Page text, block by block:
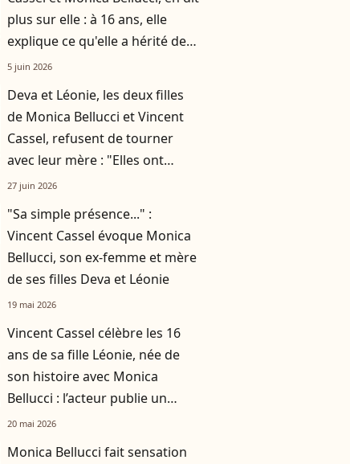
plus sur elle : à 16 ans, elle
explique ce qu'elle a hérité de
ses parents et sa soeur Deva
5 juin 2026
Deva et Léonie, les deux filles
de Monica Bellucci et Vincent
Cassel, refusent de tourner
avec leur mère : "Elles ont
raison !"
27 juin 2026
"Sa simple présence..." :
Vincent Cassel évoque Monica
Bellucci, son ex-femme et mère
de ses filles Deva et Léonie
19 mai 2026
Vincent Cassel célèbre les 16
ans de sa fille Léonie, née de
son histoire avec Monica
Bellucci : l’acteur publie un
message original pour
20 mai 2026
Monica Bellucci fait sensation